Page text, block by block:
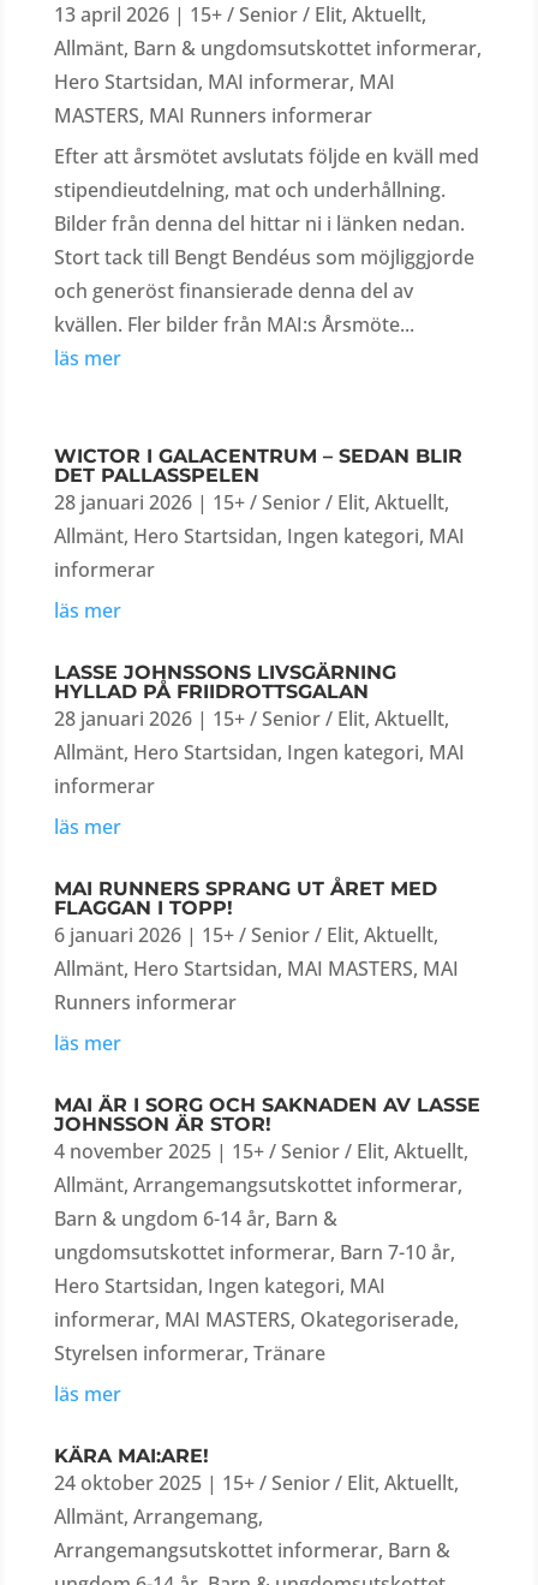
13 april 2026| 15+ / Senior / Elit, Aktuellt,
Allmänt, Barn & ungdomsutskottet informerar,
Hero Startsidan, MAI informerar, MAI
MASTERS, MAI Runners informerar
Efter att årsmötet avslutats följde en kväll med
stipendieutdelning, mat och underhållning.
Bilder från denna del hittar ni i länken nedan.
Stort tack till Bengt Bendéus som möjliggjorde
och generöst finansierade denna del av
kvällen. Fler bilder från MAI:s Årsmöte...
läs mer
WICTOR I GALACENTRUM – SEDAN BLIR
DET PALLASSPELEN
28 januari 2026| 15+ / Senior / Elit, Aktuellt,
Allmänt, Hero Startsidan, Ingen kategori, MAI
informerar
läs mer
LASSE JOHNSSONS LIVSGÄRNING
HYLLAD PÅ FRIIDROTTSGALAN
28 januari 2026| 15+ / Senior / Elit, Aktuellt,
Allmänt, Hero Startsidan, Ingen kategori, MAI
informerar
läs mer
MAI RUNNERS SPRANG UT ÅRET MED
FLAGGAN I TOPP!
6 januari 2026| 15+ / Senior / Elit, Aktuellt,
Allmänt, Hero Startsidan, MAI MASTERS, MAI
Runners informerar
läs mer
MAI ÄR I SORG OCH SAKNADEN AV LASSE
JOHNSSON ÄR STOR!
4 november 2025| 15+ / Senior / Elit, Aktuellt,
Allmänt, Arrangemangsutskottet informerar,
Barn & ungdom 6-14 år, Barn &
ungdomsutskottet informerar, Barn 7-10 år,
Hero Startsidan, Ingen kategori, MAI
informerar, MAI MASTERS, Okategoriserade,
Styrelsen informerar, Tränare
läs mer
KÄRA MAI:ARE!
24 oktober 2025| 15+ / Senior / Elit, Aktuellt,
Allmänt, Arrangemang,
Arrangemangsutskottet informerar, Barn &